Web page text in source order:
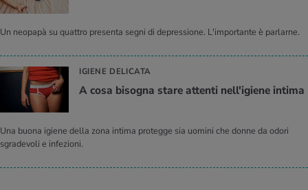
Un neopapà su quattro presenta segni di depressione. L'importante è parlarne.
IGIENE DELICATA
A cosa bisogna stare attenti nell'igiene intima
Una buona igiene della zona intima protegge sia uomini che donne da odori
sgradevoli e infezioni.